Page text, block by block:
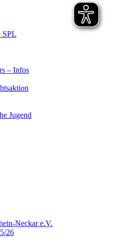
SPL
– Infos
Jugend
Neckar e.V.
26